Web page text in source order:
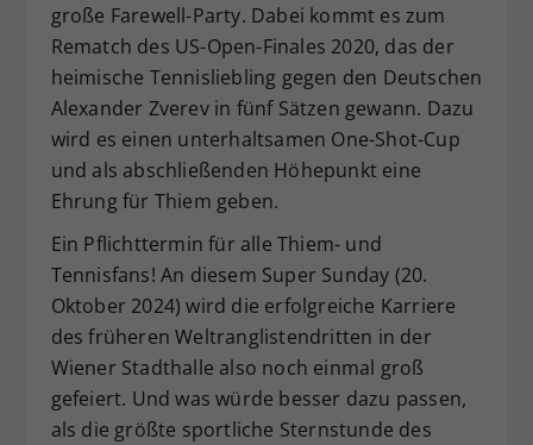
große Farewell-Party. Dabei kommt es zum
Rematch des US-Open-Finales 2020, das der
heimische Tennisliebling gegen den Deutschen
Alexander Zverev in fünf Sätzen gewann. Dazu
wird es einen unterhaltsamen One-Shot-Cup
und als abschließenden Höhepunkt eine
Ehrung für Thiem geben.
Ein Pflichttermin für alle Thiem- und
Tennisfans! An diesem Super Sunday (20.
Oktober 2024) wird die erfolgreiche Karriere
des früheren Weltranglistendritten in der
Wiener Stadthalle also noch einmal groß
gefeiert. Und was würde besser dazu passen,
als die größte sportliche Sternstunde des